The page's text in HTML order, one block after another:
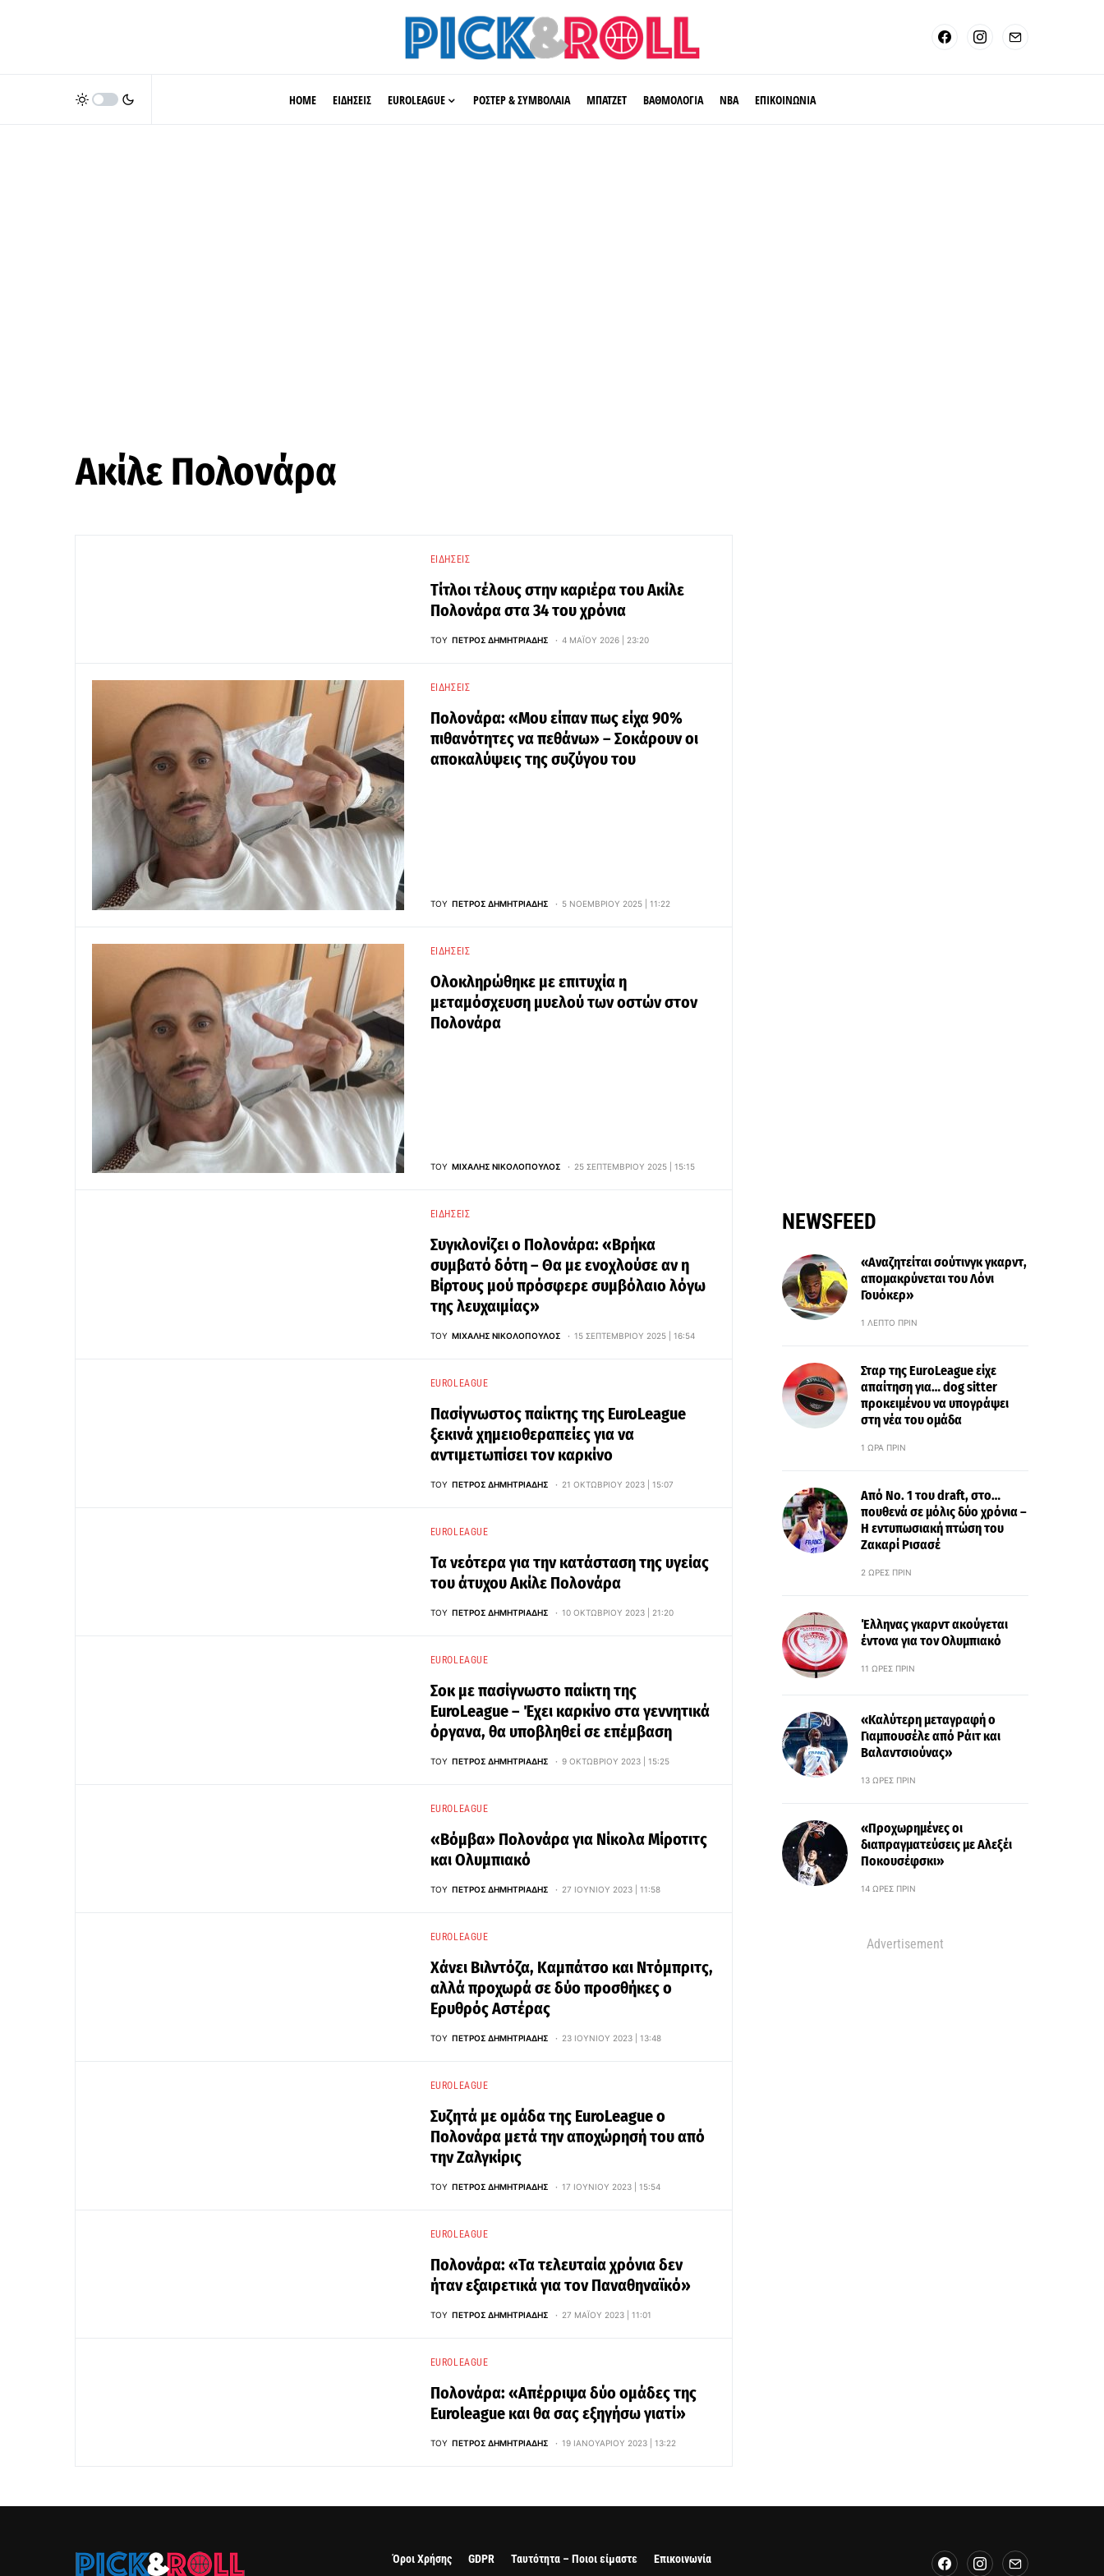
HOME ΕΙΔΗΣΕΙΣ EUROLEAGUE ΡΟΣΤΕΡ & ΣΥΜΒΟΛΑΙΑ ΜΠΑΤΖΕΤ ΒΑΘΜΟΛΟΓΙΑ ΝΒΑ ΕΠΙΚΟΙΝΩΝΙΑ
Ακίλε Πολονάρα
ΕΙΔΉΣΕΙΣ
Τίτλοι τέλους στην καριέρα του Ακίλε
Πολονάρα στα 34 του χρόνια
ΤΟΥ ΠΈΤΡΟΣ ΔΗΜΗΤΡΙΆΔΗΣ 4 ΜΑΪ́ΟΥ 2026 | 23:20
ΕΙΔΉΣΕΙΣ
Πολονάρα: «Μου είπαν πως είχα 90%
πιθανότητες να πεθάνω» – Σοκάρουν οι
αποκαλύψεις της συζύγου του
ΤΟΥ ΠΈΤΡΟΣ ΔΗΜΗΤΡΙΆΔΗΣ 5 ΝΟΕΜΒΡΊΟΥ 2025 | 11:22
ΕΙΔΉΣΕΙΣ
Ολοκληρώθηκε με επιτυχία η
μεταμόσχευση μυελού των οστών στον
Πολονάρα
ΤΟΥ ΜΙΧΆΛΗΣ ΝΙΚΟΛΌΠΟΥΛΟΣ 25 ΣΕΠΤΕΜΒΡΊΟΥ 2025 | 15:15
ΕΙΔΉΣΕΙΣ
Συγκλονίζει ο Πολονάρα: «Βρήκα
συμβατό δότη – Θα με ενοχλούσε αν η
Βίρτους μού πρόσφερε συμβόλαιο λόγω
της λευχαιμίας»
ΤΟΥ ΜΙΧΆΛΗΣ ΝΙΚΟΛΌΠΟΥΛΟΣ 15 ΣΕΠΤΕΜΒΡΊΟΥ 2025 | 16:54
EUROLEAGUE
Πασίγνωστος παίκτης της EuroLeague
ξεκινά χημειοθεραπείες για να
αντιμετωπίσει τον καρκίνο
ΤΟΥ ΠΈΤΡΟΣ ΔΗΜΗΤΡΙΆΔΗΣ 21 ΟΚΤΩΒΡΊΟΥ 2023 | 15:07
EUROLEAGUE
Τα νεότερα για την κατάσταση της υγείας
του άτυχου Ακίλε Πολονάρα
ΤΟΥ ΠΈΤΡΟΣ ΔΗΜΗΤΡΙΆΔΗΣ 10 ΟΚΤΩΒΡΊΟΥ 2023 | 21:20
EUROLEAGUE
Σοκ με πασίγνωστο παίκτη της
EuroLeague – Έχει καρκίνο στα γεννητικά
όργανα, θα υποβληθεί σε επέμβαση
ΤΟΥ ΠΈΤΡΟΣ ΔΗΜΗΤΡΙΆΔΗΣ 9 ΟΚΤΩΒΡΊΟΥ 2023 | 15:25
EUROLEAGUE
«Βόμβα» Πολονάρα για Νίκολα Μίροτιτς
και Ολυμπιακό
ΤΟΥ ΠΈΤΡΟΣ ΔΗΜΗΤΡΙΆΔΗΣ 27 ΙΟΥΝΊΟΥ 2023 | 11:58
EUROLEAGUE
Χάνει Βιλντόζα, Καμπάτσο και Ντόμπριτς,
αλλά προχωρά σε δύο προσθήκες ο
Ερυθρός Αστέρας
ΤΟΥ ΠΈΤΡΟΣ ΔΗΜΗΤΡΙΆΔΗΣ 23 ΙΟΥΝΊΟΥ 2023 | 13:48
EUROLEAGUE
Συζητά με ομάδα της EuroLeague ο
Πολονάρα μετά την αποχώρησή του από
την Ζαλγκίρις
ΤΟΥ ΠΈΤΡΟΣ ΔΗΜΗΤΡΙΆΔΗΣ 17 ΙΟΥΝΊΟΥ 2023 | 15:54
EUROLEAGUE
Πολονάρα: «Τα τελευταία χρόνια δεν
ήταν εξαιρετικά για τον Παναθηναϊκό»
ΤΟΥ ΠΈΤΡΟΣ ΔΗΜΗΤΡΙΆΔΗΣ 27 ΜΑΪ́ΟΥ 2023 | 11:01
EUROLEAGUE
Πολονάρα: «Απέρριψα δύο ομάδες της
Euroleague και θα σας εξηγήσω γιατί»
ΤΟΥ ΠΈΤΡΟΣ ΔΗΜΗΤΡΙΆΔΗΣ 19 ΙΑΝΟΥΑΡΊΟΥ 2023 | 13:22
NEWSFEED
«Αναζητείται σούτινγκ γκαρντ,
απομακρύνεται του Λόνι
Γουόκερ»
1 ΛΕΠΤΌ ΠΡΙΝ
Σταρ της EuroLeague είχε
απαίτηση για… dog sitter
προκειμένου να υπογράψει
στη νέα του ομάδα
1 ΏΡΑ ΠΡΙΝ
Από Νo. 1 του draft, στο…
πουθενά σε μόλις δύο χρόνια –
Η εντυπωσιακή πτώση του
Ζακαρί Ρισασέ
2 ΏΡΕΣ ΠΡΙΝ
Έλληνας γκαρντ ακούγεται
έντονα για τον Ολυμπιακό
11 ΏΡΕΣ ΠΡΙΝ
«Καλύτερη μεταγραφή ο
Γιαμπουσέλε από Ράιτ και
Βαλαντσιούνας»
13 ΏΡΕΣ ΠΡΙΝ
«Προχωρημένες οι
διαπραγματεύσεις με Αλεξέι
Ποκουσέφσκι»
14 ΏΡΕΣ ΠΡΙΝ
Advertisement
Όροι Χρήσης GDPR Ταυτότητα – Ποιοι είμαστε Επικοινωνία